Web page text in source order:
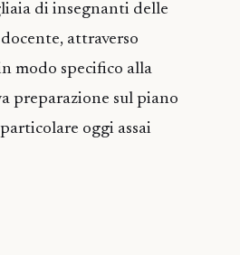
di insegnanti delle
attraverso
modo specifico alla
preparazione sul piano
oggi assai